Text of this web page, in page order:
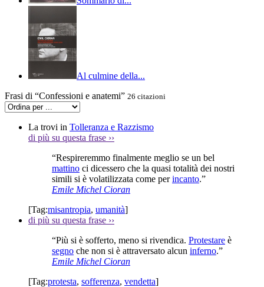
Al culmine della...
Frasi di “Confessioni e anatemi” 26 citazioni
La trovi in Tolleranza e Razzismo
di più su questa frase ››
“Respireremmo finalmente meglio se un bel
mattino ci dicessero che la quasi totalità dei nostri
simili si è volatilizzata come perincanto.”
Emile Michel Cioran
[Tag:misantropia, umanità]
di più su questa frase ››
“Più si è sofferto, meno si rivendica. Protestare è
segno che non si è attraversato alcun inferno.”
Emile Michel Cioran
[Tag:protesta, sofferenza, vendetta]